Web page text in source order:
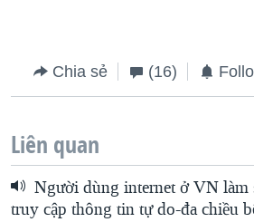
Chia sẻ (16)
Liên quan
Người dùng internet ở VN làm
truy cập thông tin tự do-đa chiều